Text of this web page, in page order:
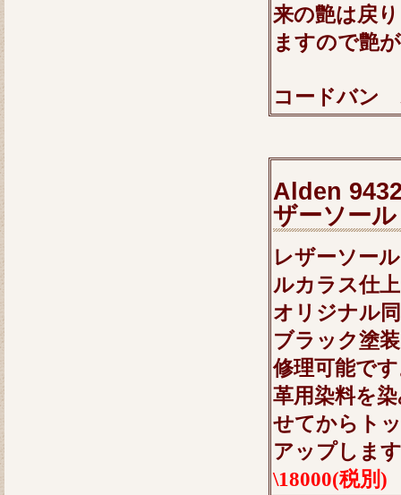
来の艶は戻
ますので艶
コードバン
Alden
ザーソール
レザーソー
ルカラス仕
オリジナル
ブラック塗
修理可能で
革用染料を
せてからト
アップしま
\18000(税別)